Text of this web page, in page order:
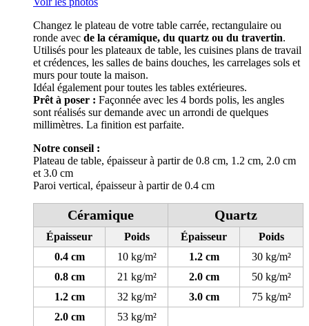
Changez le plateau de votre table carrée, rectangulaire ou
ronde avec de la céramique, du quartz ou du travertin.
Utilisés pour les plateaux de table, les cuisines plans de travail
et crédences, les salles de bains douches, les carrelages sols et
murs pour toute la maison.
Idéal également pour toutes les tables extérieures.
Prêt à poser : Façonnée avec les 4 bords polis, les angles
sont réalisés sur demande avec un arrondi de quelques
millimètres. La finition est parfaite.
Notre conseil :
Plateau de table, épaisseur à partir de 0.8 cm, 1.2 cm, 2.0 cm
et 3.0 cm
Paroi vertical, épaisseur à partir de 0.4 cm
Céramique Quartz
Épaisseur Poids Épaisseur
Poids
0.4 cm
10 kg/m² 1.2 cm
30 kg/m²
0.8 cm
21 kg/m² 2.0 cm
50 kg/m²
1.2 cm
32 kg/m² 3.0 cm
75 kg/m²
2.0 cm
53 kg/m²